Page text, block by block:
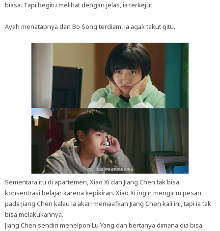
biasa. Tapi begitu melihat dengan jelas, ia terkejut.
Ayah menatapnya dan Bo Song terdiam, ia agak takut gitu.
Sementara itu di apartemen, Xiao Xi dan Jiang Chen tak bisa
konsentrasi belajar karena kepikiran. Xiao Xi ingin mengirim pesan
pada Jiang Chen kalau ia akan memaafkan Jiang Chen kali ini, tapi ia tak
bisa melakukannya.
Jiang Chen sendiri menelpon Lu Yang dan bertanya dimana dia bisa